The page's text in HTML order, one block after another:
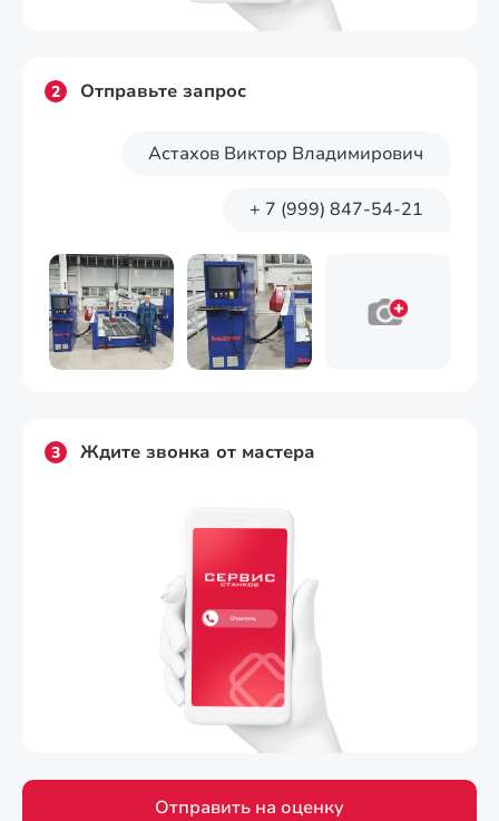
2 Отправьте запрос
Астахов Виктор Владимирович
+ 7 (999) 847-54-21
3 Ждите звонка от мастера
Отправить на оценку